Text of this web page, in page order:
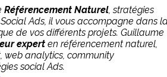
Référencement Naturel, stratégies
Ads, il vous accompagne dans
de vos différents projets. Guillaume
expert en référencement naturel,
web analytics, community
social Ads.